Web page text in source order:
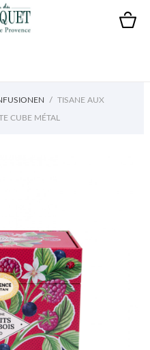
TISANE AUX
CUBE MÉTAL